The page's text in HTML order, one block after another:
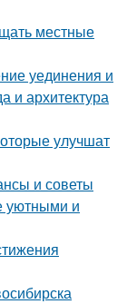
местные
уединения и
и архитектура
улучшат
и советы
уютными и